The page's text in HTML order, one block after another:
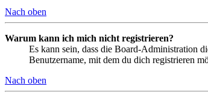
Nach oben
Warum kann ich mich nicht registrieren?
Es kann sein, dass die Board-Administration
Benutzername, mit dem du dich registrieren
Nach oben